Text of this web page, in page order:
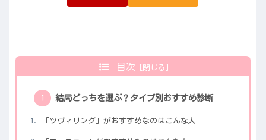
目次
結局どっちを選ぶ？タイプ別おすすめ診断
「ツヴィリング」がおすすめなのはこんな人